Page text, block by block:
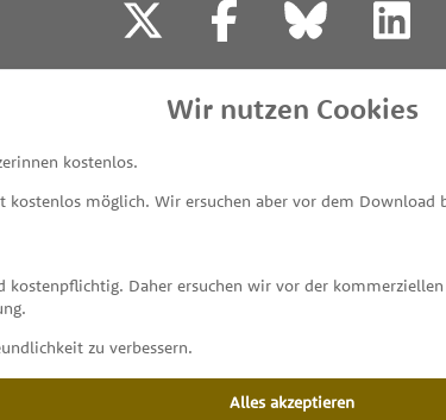
Wir nutzen Cookies
kostenlos.
möglich. Wir ersuchen aber vor dem
Daher ersuchen wir vor der
zu verbessern.
Alles akzeptieren